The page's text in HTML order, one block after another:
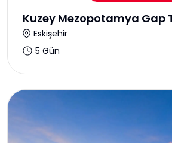
Kuzey Mezopotamya Gap
Eskişehir
5 Gün